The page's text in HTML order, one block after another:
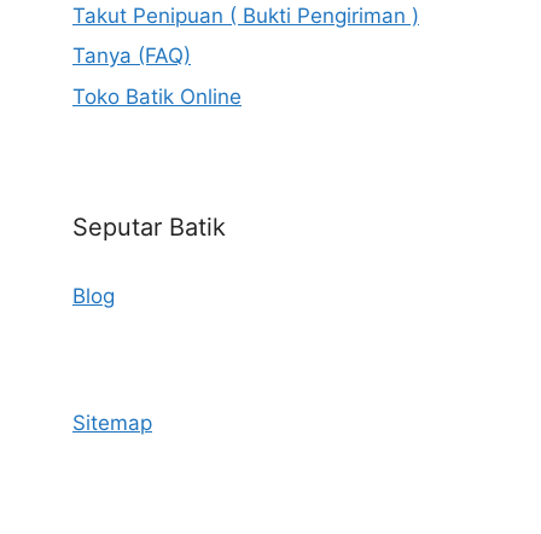
Takut Penipuan ( Bukti Pengiriman )
Tanya (FAQ)
Toko Batik Online
Seputar Batik
Blog
Sitemap